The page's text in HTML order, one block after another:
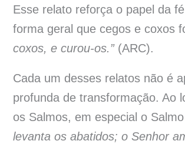
Esse relato reforça o papel da
forma geral que cegos e coxos
coxos, e curou-os.”(ARC).
Cada um desses relatos não é
profunda de transformação. Ao
os Salmos, em especial o
levanta os abatidos; o Senhor